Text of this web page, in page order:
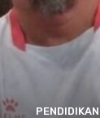
PENDIDIKAN